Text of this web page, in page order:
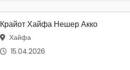
Крайот Хайфа Нешер Акко
Хайфа
15.04.2026